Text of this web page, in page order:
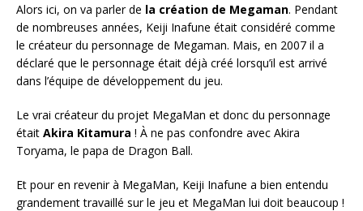
Alors ici, on va parler de la création de Megaman. Pendant
de nombreuses années, Keiji Inafune était considéré comme
le créateur du personnage de Megaman. Mais, en 2007 il a
déclaré que le personnage était déjà créé lorsqu’il est arrivé
dans l’équipe de développement du jeu.
Le vrai créateur du projet MegaMan et donc du personnage
était Akira Kitamura ! À ne pas confondre avec Akira
Toryama, le papa de Dragon Ball.
Et pour en revenir à MegaMan, Keiji Inafune a bien entendu
grandement travaillé sur le jeu et MegaMan lui doit beaucoup !